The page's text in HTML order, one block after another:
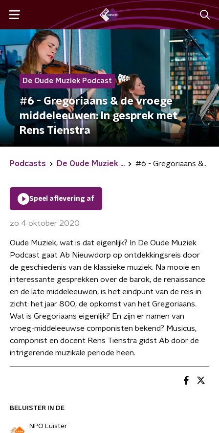
De Oude Muziek Podcast
#6 - Gregoriaans & de vroege
middeleeuwen: In gesprek met
Rens Tienstra
Podcasts De Oude Muziek ... #6 - Gregoriaans & de vroege middeleeuwen: In gesprek met Rens Tienstra
BELUISTER IN DE
NPO Luister
Speel aflevering af
zo 4 oktober 2020
Oude Muziek, wat is dat eigenlijk? In De Oude Muziek
Podcast gaat Ab Nieuwdorp op ontdekkingsreis door
de geschiedenis van de klassieke muziek. Na mooie en
interessante gesprekken over de barok, de renaissance
en de late middeleeuwen, is het eindpunt van de reis in
zicht: het jaar 800, de opkomst van het Gregoriaans.
Wat is Gregoriaans eigenlijk? En zijn er namen van
vroeg-middeleeuwse componisten bekend? Musicus,
componist en docent Rens Tienstra gidst Ab door de
intrigerende muzikale periode heen.